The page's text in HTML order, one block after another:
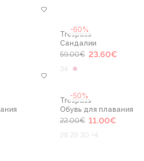
-60%
Trespass
Сандалии
59.00€ 23.60€
34
-50%
Trespass
Обувь для плавания
22.00€ 11.00€
28 29 30 +4